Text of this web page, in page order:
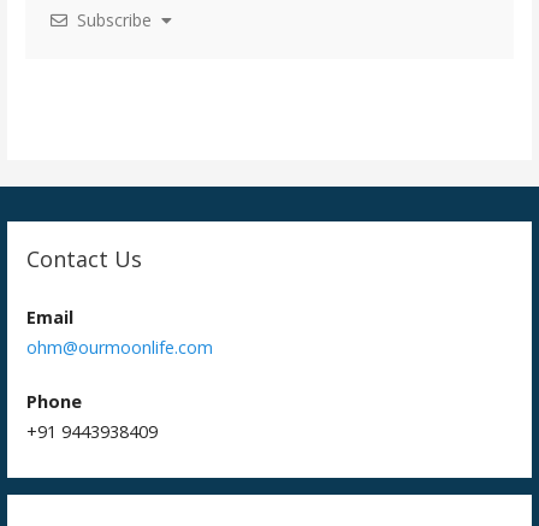
n
Subscribe
Contact Us
Email
ohm@ourmoonlife.com
Phone
+91 9443938409